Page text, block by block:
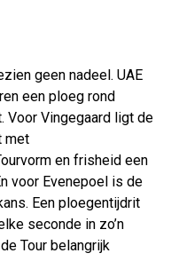
geen nadeel. UAE
een ploeg rond
Voor Vingegaard ligt de
met
en frisheid een
voor Evenepoel is de
Een ploegentijdrit
seconde in zo’n
Tour belangrijk